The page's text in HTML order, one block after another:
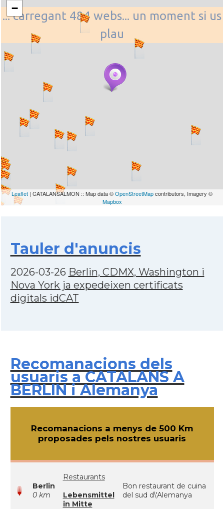
... carregant 484 webs... un moment si us
plau
−
Leaflet | CATALANSALMON :: Map data ©OpenStreetMapcontributors, Imagery ©
Mapbox
Tauler d'anuncis
2026-03-26 Berlin, CDMX, Washington i
Nova York ja expedeixen certificats
digitals idCAT
Recomanacions dels
usuaris a CATALANS A
BERLIN i Alemanya
Recomanacions a menys de 500 Km
proposades pels nostres usuaris
Berlin
0 km
Restaurants
Lebensmittel
in Mitte
Bon restaurant de cuina
del sud d\'Alemanya